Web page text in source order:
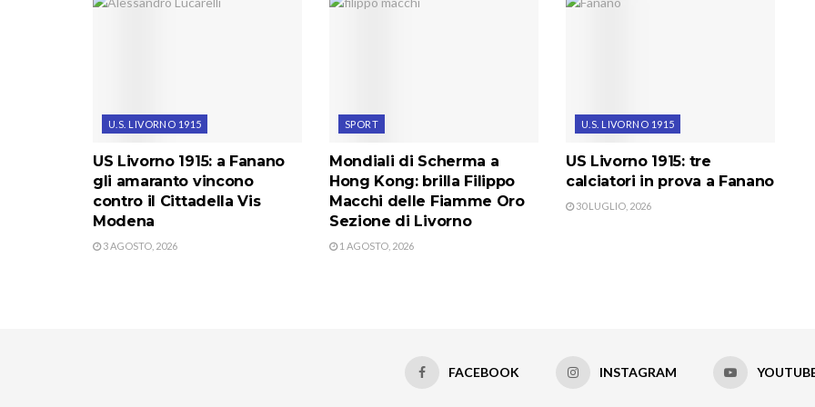
U.S. LIVORNO 1915
US Livorno 1915: a Fanano
gli amaranto vincono
contro il Cittadella Vis
Modena
3 AGOSTO, 2026
SPORT
Mondiali di Scherma a
Hong Kong: brilla Filippo
Macchi delle Fiamme Oro
Sezione di Livorno
1 AGOSTO, 2026
U.S. LIVORNO 1915
US Livorno 1915: tre
calciatori in prova a Fanano
30 LUGLIO, 2026
FACEBOOK INSTAGRAM